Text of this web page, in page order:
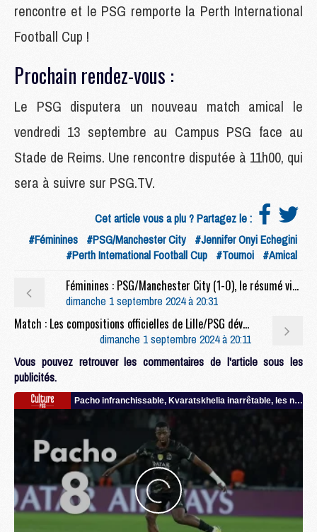
rencontre et le PSG remporte la Perth International
Football Cup !
Prochain rendez-vous :
Le PSG disputera un nouveau match amical le
vendredi 13 septembre au Campus PSG face au
Stade de Reims. Une rencontre disputée à 11h00, qui
sera à suivre sur PSG.TV.
Cet article vous a plu ? Partagez le :
#Féminines #PSG/Manchester City #Jennifer Onyi Echegini
#Perth International Football Cup #Tournoi #Amical
Féminines : PSG/Manchester City (1-0), le résumé vidéo
dimanche 1 septembre 2024 à 20:31
Match : Les compositions officielles de Lille/PSG dévoilées
dimanche 1 septembre 2024 à 20:11
Vous pouvez retrouver les commentaires de l'article sous les
publicités.